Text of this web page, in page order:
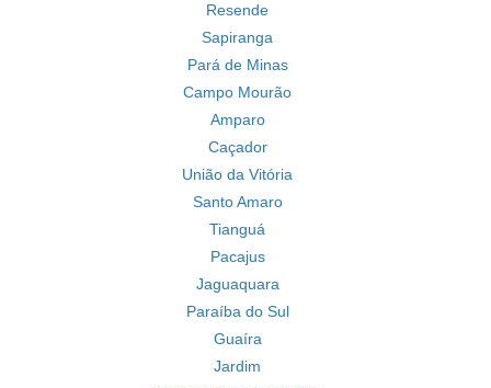
Resende
Sapiranga
Pará de Minas
Campo Mourão
Amparo
Caçador
União da Vitória
Santo Amaro
Tianguá
Pacajus
Jaguaquara
Paraíba do Sul
Guaíra
Jardim